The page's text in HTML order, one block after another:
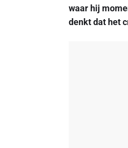
waar hij
denkt dat het